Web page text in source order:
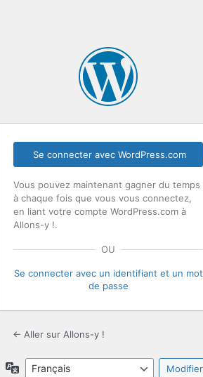
Se connecter avec WordPress.com
Vous pouvez maintenant gagner du temps
à chaque fois que vous vous connectez,
en liant votre compte WordPress.com à
Allons-y !.
OU
Se connecter avec un identifiant et un mot
de passe
← Aller sur Allons-y !
Langue